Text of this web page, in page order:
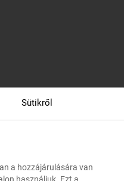
Sütikről
a hozzájárulására van
használjuk. Ezt a